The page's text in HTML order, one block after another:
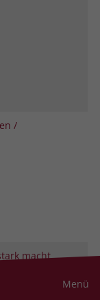
/
macht
Menü